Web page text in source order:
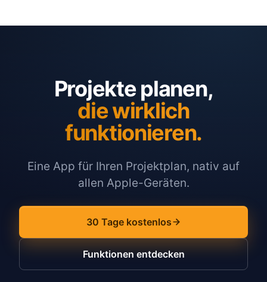
Projekte planen,
die wirklich
funktionieren.
Eine App für Ihren Projektplan, nativ auf
allen Apple-Geräten.
30 Tage kostenlos
Funktionen entdecken